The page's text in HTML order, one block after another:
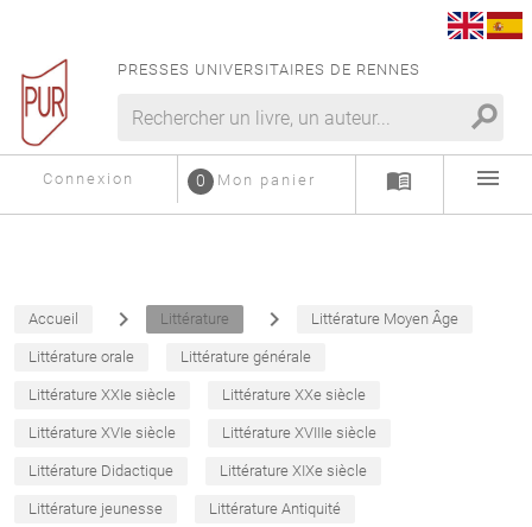
PRESSES UNIVERSITAIRES DE RENNES
search
Connexion Mon panier
0 menu_book menu
Accueil navigate_next Littérature navigate_next Littérature Moyen Âge
Littérature orale Littérature générale
Littérature XXIe siècle Littérature XXe siècle
Littérature XVIe siècle Littérature XVIIIe siècle
Littérature Didactique Littérature XIXe siècle
Littérature jeunesse Littérature Antiquité